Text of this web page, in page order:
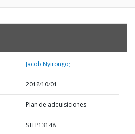
Jacob Nyirongo;
2018/10/01
Plan de adquisiciones
STEP13148